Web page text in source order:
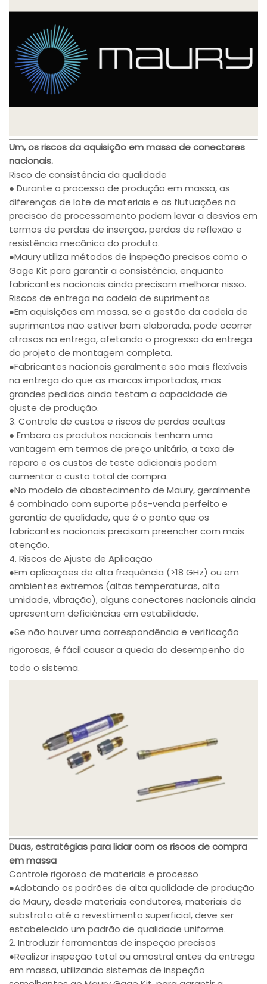
Um, os riscos da aquisição em massa de conectores
nacionais.
Risco de consistência da qualidade
● Durante o processo de produção em massa, as
diferenças de lote de materiais e as flutuações na
precisão de processamento podem levar a desvios em
termos de perdas de inserção, perdas de reflexão e
resistência mecânica do produto.
●Maury utiliza métodos de inspeção precisos como o
Gage Kit para garantir a consistência, enquanto
fabricantes nacionais ainda precisam melhorar nisso.
Riscos de entrega na cadeia de suprimentos
●Em aquisições em massa, se a gestão da cadeia de
suprimentos não estiver bem elaborada, pode ocorrer
atrasos na entrega, afetando o progresso da entrega
do projeto de montagem completa.
●Fabricantes nacionais geralmente são mais flexíveis
na entrega do que as marcas importadas, mas
grandes pedidos ainda testam a capacidade de
ajuste de produção.
3. Controle de custos e riscos de perdas ocultas
● Embora os produtos nacionais tenham uma
vantagem em termos de preço unitário, a taxa de
reparo e os custos de teste adicionais podem
aumentar o custo total de compra.
●No modelo de abastecimento de Maury, geralmente
é combinado com suporte pós-venda perfeito e
garantia de qualidade, que é o ponto que os
fabricantes nacionais precisam preencher com mais
atenção.
4. Riscos de Ajuste de Aplicação
●Em aplicações de alta frequência (>18 GHz) ou em
ambientes extremos (altas temperaturas, alta
umidade, vibração), alguns conectores nacionais ainda
apresentam deficiências em estabilidade.
●Se não houver uma correspondência e verificação
rigorosas, é fácil causar a queda do desempenho do
todo o sistema.
Duas, estratégias para lidar com os riscos de compra
em massa
Controle rigoroso de materiais e processo
●Adotando os padrões de alta qualidade de produção
do Maury, desde materiais condutores, materiais de
substrato até o revestimento superficial, deve ser
estabelecido um padrão de qualidade uniforme.
2. Introduzir ferramentas de inspeção precisas
●Realizar inspeção total ou amostral antes da entrega
em massa, utilizando sistemas de inspeção